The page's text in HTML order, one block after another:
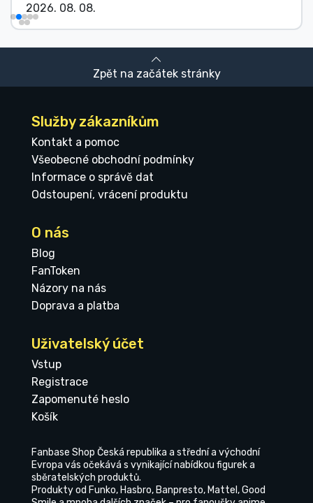
2026. 08. 08.
Zpět na začátek stránky
Služby zákazníkům
Kontakt a pomoc
Všeobecné obchodní podmínky
Informace o správě dat
Odstoupení, vrácení produktu
O nás
Blog
FanToken
Názory na nás
Doprava a platba
Uživatelský účet
Vstup
Registrace
Zapomenuté heslo
Košík
Fanbase Shop Česká republika a střední a východní
Evropa vás očekává s vynikající nabídkou figurek a
sběratelských produktů.
Produkty od Funko, Hasbro, Banpresto, Mattel, Good